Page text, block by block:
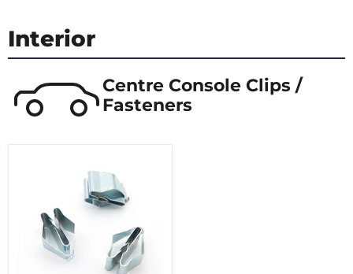
Interior
Centre Console Clips /
Fasteners